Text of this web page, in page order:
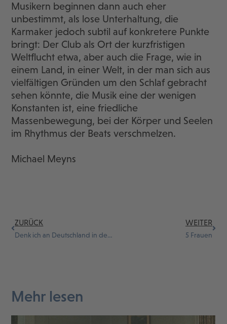
Musikern beginnen dann auch eher
unbestimmt, als lose Unterhaltung, die
Karmaker jedoch subtil auf konkretere Punkte
bringt: Der Club als Ort der kurzfristigen
Weltflucht etwa, aber auch die Frage, wie in
einem Land, in einer Welt, in der man sich aus
vielfältigen Gründen um den Schlaf gebracht
sehen könnte, die Musik eine der wenigen
Konstanten ist, eine friedliche
Massenbewegung, bei der Körper und Seelen
im Rhythmus der Beats verschmelzen.
Michael Meyns
ZURÜCK
Denk ich an Deutschland in der Nacht
WEITER
5 Frauen
Mehr lesen